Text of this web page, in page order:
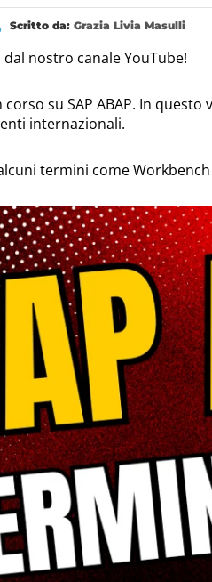
Scritto da: Grazia Livia Masulli
nostro canale YouTube!
su SAP ABAP. In
internazionali.
termini come